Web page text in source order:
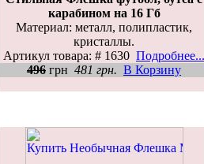
карабином на 16 Гб
Материал: металл, полипластик,
кристаллы.
Артикул товара: # 1630 Подробнее...
496 грн 481 грн. В Корзину